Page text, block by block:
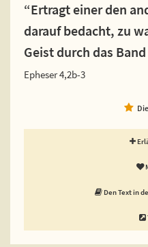
“Ertragt einer den
darauf bedacht, zu
Geist durch das
Epheser 4,2b-3
Den Text in